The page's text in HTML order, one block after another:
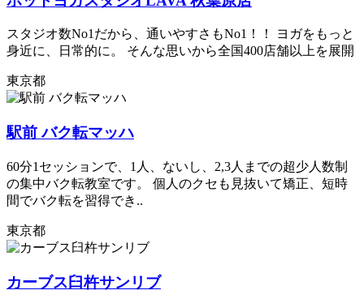
スタジオ数No1だから、通いやすさもNo1！！ ヨガをもっと
身近に、日常的に。 そんな思いから全国400店舗以上を展開
東京都
駅前 バク転マッハ
60分1セッションで、1人、ないし、2,3人までの超少人数制
の集中バク転教室です。 個人のクセも見抜いて矯正、短時
間でバク転を習得でき..
東京都
カーブス臼杵サンリブ